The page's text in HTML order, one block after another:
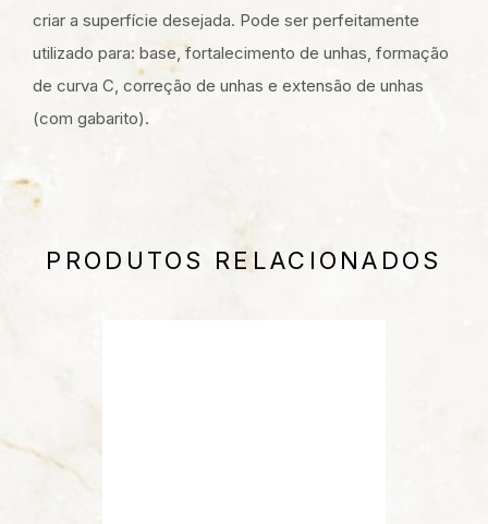
criar a superfície desejada. Pode ser perfeitamente
utilizado para: base, fortalecimento de unhas, formação
de curva C, correção de unhas e extensão de unhas
(com gabarito).
PRODUTOS RELACIONADOS